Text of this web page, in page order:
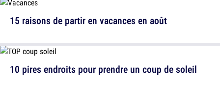
15 raisons de partir en vacances en août
10 pires endroits pour prendre un coup de soleil